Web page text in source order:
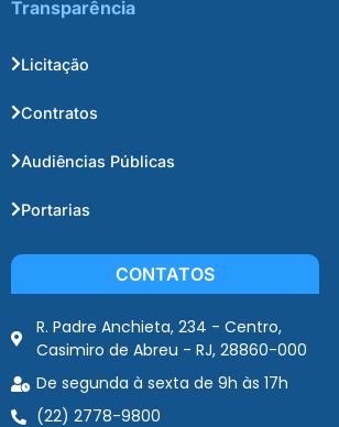
Transparência
Licitação
Contratos
Audiências Públicas
Portarias
CONTATOS
R. Padre Anchieta, 234 - Centro,
Casimiro de Abreu - RJ, 28860-000
De segunda à sexta de 9h às 17h
(22) 2778-9800